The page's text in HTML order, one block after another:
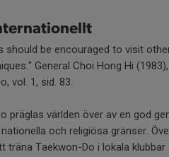
should be encouraged to visit
General Choi Hong Hi
vol. 1, sid. 83.
präglas världen över av en god
och religiösa gränser.
träna Taekwon-Do i lokala klubbar